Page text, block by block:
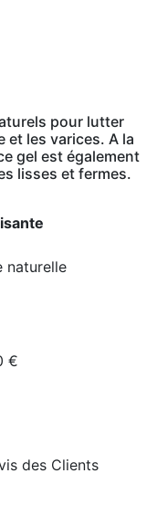
pour lutter
et les varices. A la
gel est également
lisses et fermes.
naturelle
€
des Clients